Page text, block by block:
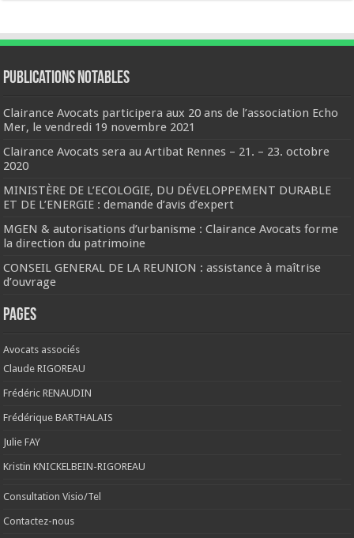
Publications notables
Clairance Avocats participera aux 20 ans de l’association Echo
Mer, le vendredi 19 novembre 2021
Clairance Avocats sera au Artibat Rennes – 21. – 23. octobre
2020
MINISTÈRE DE L’ECOLOGIE, DU DÉVELOPPEMENT DURABLE
ET DE L’ENERGIE : demande d’avis d’expert
MGEN & autorisations d’urbanisme : Clairance Avocats forme
la direction du patrimoine
CONSEIL GENERAL DE LA REUNION : assistance à maîtrise
d’ouvrage
Pages
Avocats associés
Claude RIGOREAU
Frédéric RENAUDIN
Frédérique BARTHALAIS
Julie FAY
Kristin KNICKELBEIN-RIGOREAU
Consultation Visio/Tel
Contactez-nous